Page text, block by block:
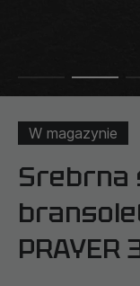
W magazynie
Srebrna
PRAYER